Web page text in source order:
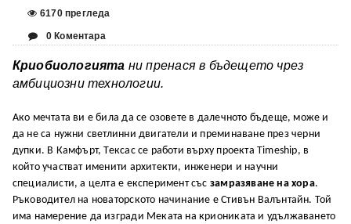
6170 прегледа
0 Коментара
Криобиологията ни пренася в бъдещето чрез
амбициозни технологии.
Ако мечтата ви е била да се озовете в далечното бъдеще, може и
да не са нужни светлинни двигатели и преминаване през черни
дупки. В Камфърт, Тексас се работи върху проекта Timeship, в
който участват именити архитекти, инженери и научни
специалисти, а целта е експеримент със замразяване на хора.
Ръководител на новаторското начинание е Стивън Валънтайн. Той
има намерение да изгради Меката на криониката и удължаването